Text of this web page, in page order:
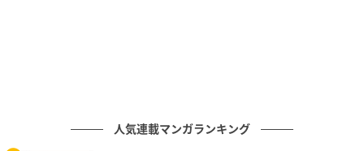
けたのもその日だったという。
人気連載マンガランキング